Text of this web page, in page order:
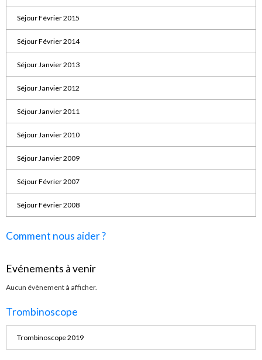
Séjour Février 2015
Séjour Février 2014
Séjour Janvier 2013
Séjour Janvier 2012
Séjour Janvier 2011
Séjour Janvier 2010
Séjour Janvier 2009
Séjour Février 2007
Séjour Février 2008
Comment nous aider ?
Evénements à venir
Aucun évènement à afficher.
Trombinoscope
Trombinoscope 2019